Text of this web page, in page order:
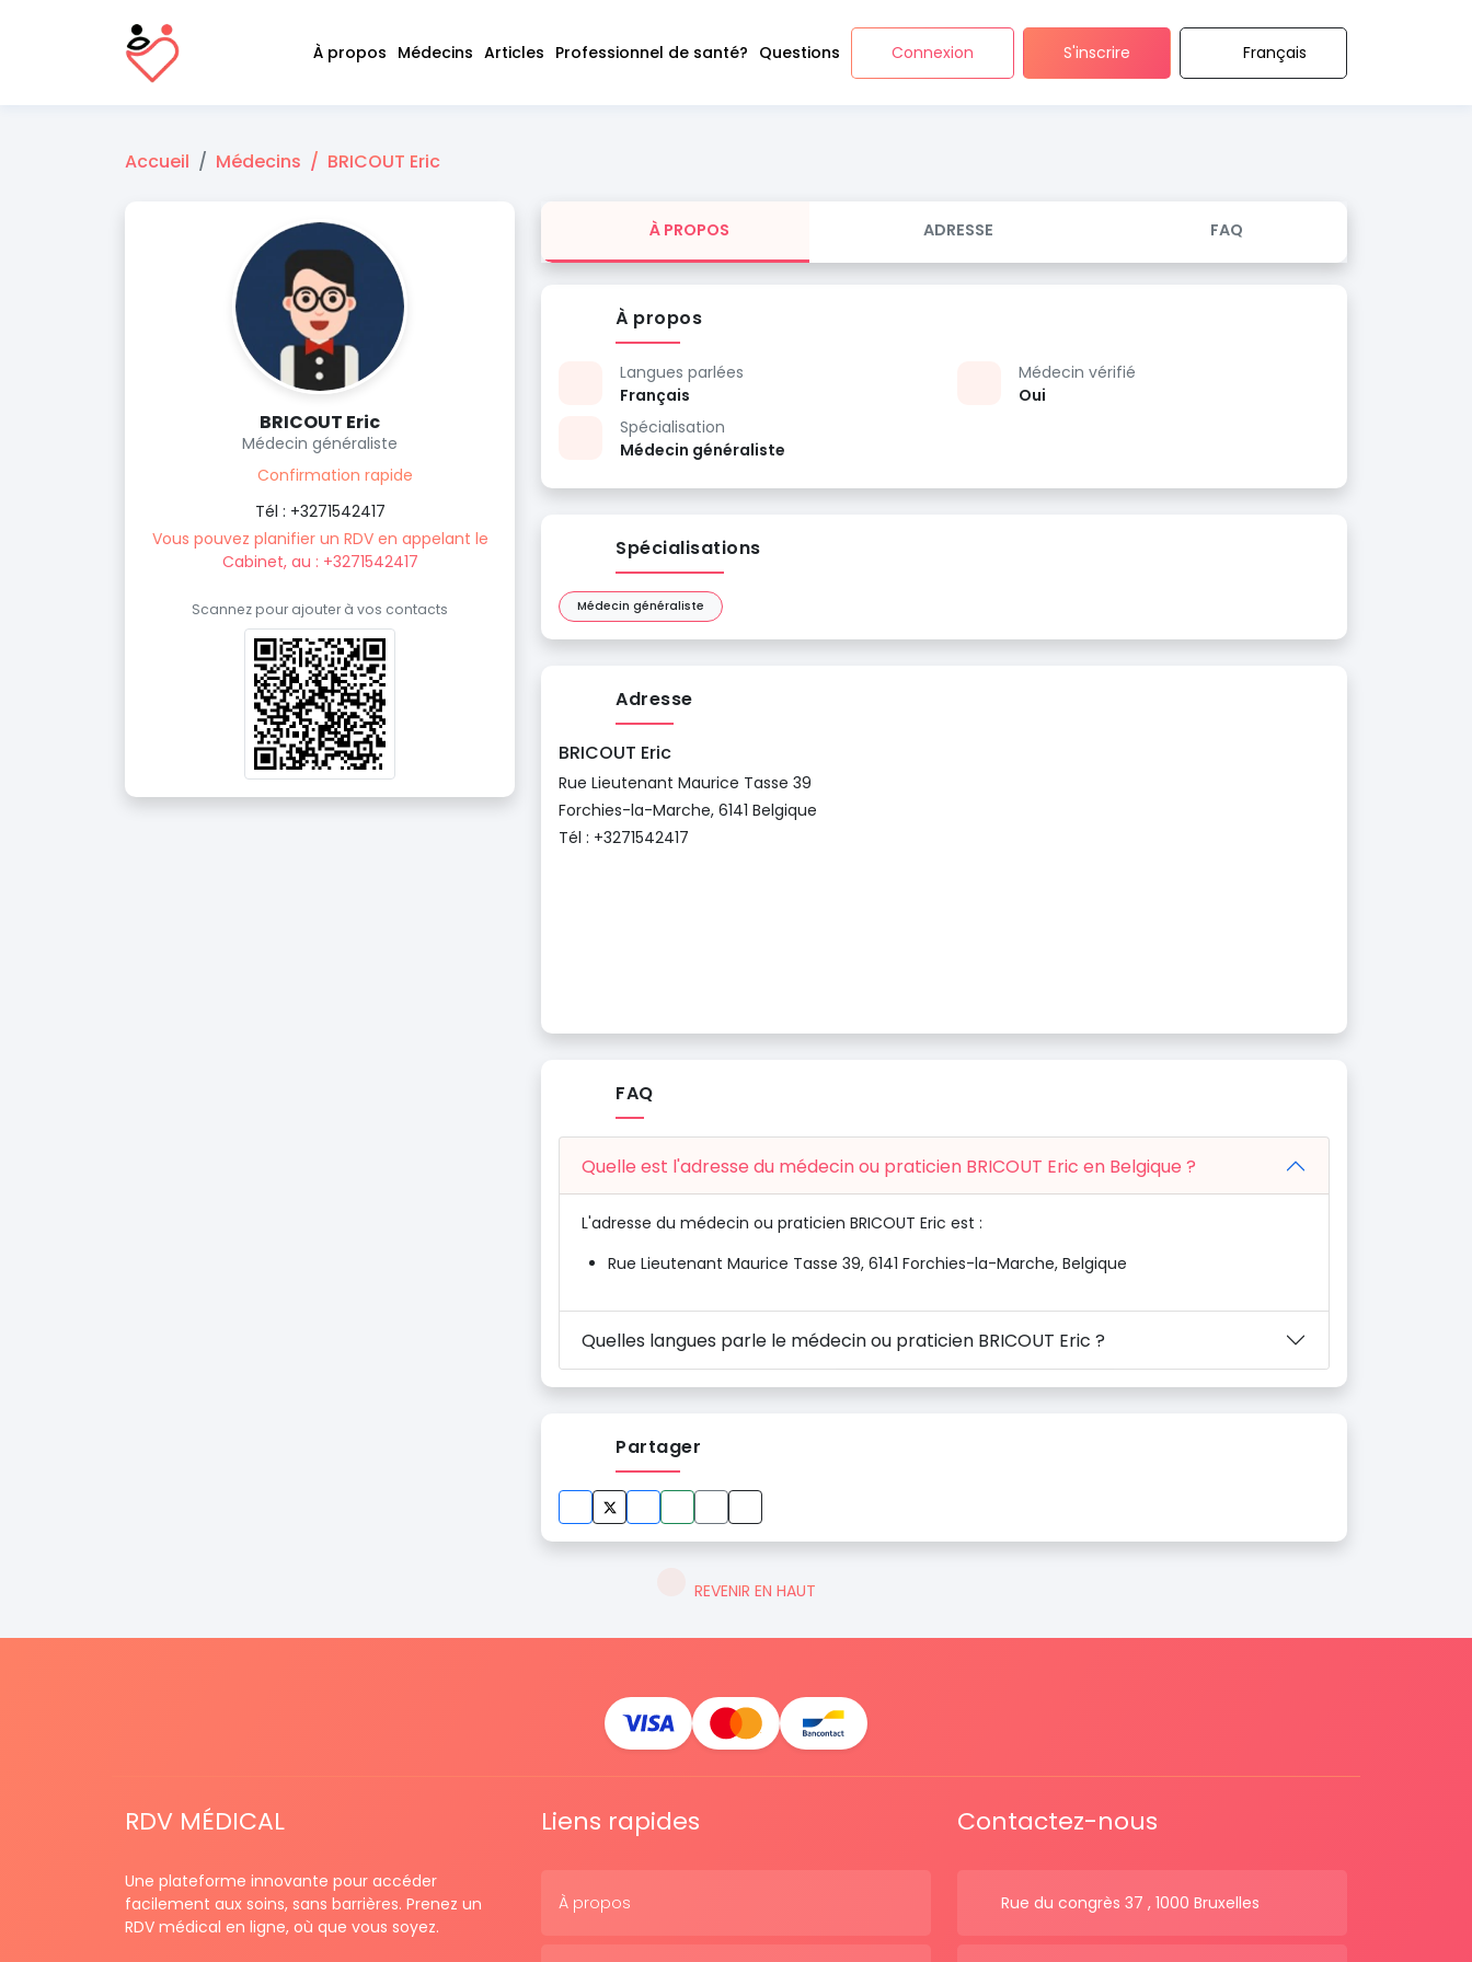
À propos Médecins Articles Professionnel de santé? Questions Connexion S'inscrire Français
Accueil Médecins BRICOUT Eric
BRICOUT Eric
Médecin généraliste
Confirmation rapide
Tél : +3271542417
Vous pouvez planifier un RDV en appelant le
Cabinet, au : +3271542417
Scannez pour ajouter à vos contacts
À PROPOS ADRESSE FAQ
À propos
Langues parlées
Français
Spécialisation
Médecin généraliste
Médecin vérifié
Oui
Spécialisations
Médecin généraliste
Adresse
BRICOUT Eric
Rue Lieutenant Maurice Tasse 39
Forchies-la-Marche, 6141 Belgique
Tél : +3271542417
FAQ
Quelle est l'adresse du médecin ou praticien BRICOUT Eric en Belgique ?
L'adresse du médecin ou praticien BRICOUT Eric est :
Rue Lieutenant Maurice Tasse 39, 6141 Forchies-la-Marche, Belgique
Quelles langues parle le médecin ou praticien BRICOUT Eric ?
Partager
REVENIR EN HAUT
RDV MÉDICAL
Une plateforme innovante pour accéder
facilement aux soins, sans barrières. Prenez un
RDV médical en ligne, où que vous soyez.
Liens rapides
À propos
Contactez-nous
Rue du congrès 37 , 1000 Bruxelles